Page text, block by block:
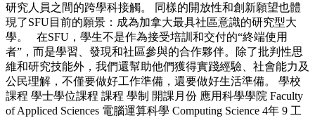
研究人員之間的跨學科接觸。 同樣的開放性和創新願望也體
現了SFU目前的願景：成為加拿大最具社區意識的研究型大
學。 在SFU，學生不是作為接受培訓和交付的“終端使用
者”，而是學習、發現和社區參與的合作夥伴。除了批判性思
維和研究技能外，我們還幫助他們獲得實踐經驗、社會能力及
公民理解，不僅要做好工作準備，還要做好生活準備。 學校
課程 學士學位課程 課程 學制 開課月份 應用科學學院 Faculty
of Appliced Sciences 電腦運算科學 Computing Science 4年 9 工